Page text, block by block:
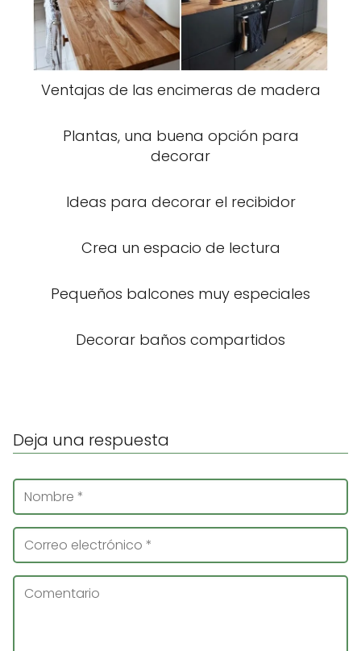
Ventajas de las encimeras de madera
Plantas, una buena opción para
decorar
Ideas para decorar el recibidor
Crea un espacio de lectura
Pequeños balcones muy especiales
Decorar baños compartidos
Deja una respuesta